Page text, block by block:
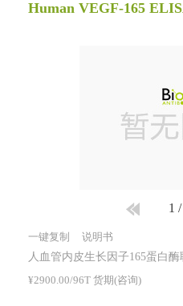
Human VEGF-165
1 /
一键复制 说明书
人血管内皮生长因子165蛋白
¥2900.00/96T 货期(咨询)